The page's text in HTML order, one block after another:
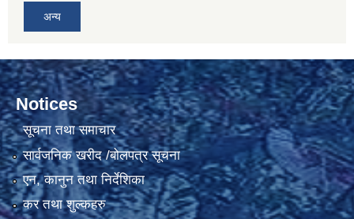
अन्य
Notices
सूचना तथा समाचार
सार्वजनिक खरीद /बोलपत्र सूचना
एन, कानुन तथा निर्देशिका
कर तथा शुल्कहरु